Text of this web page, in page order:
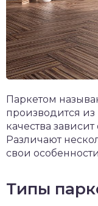
Паркетом
производится из
качества
Различают
свои
Типы